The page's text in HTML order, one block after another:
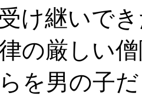
け継いで
の厳しい
を男の子